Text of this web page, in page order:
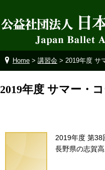
Home > 講習会 > 2019年度 サ
2019年度 サマー・
2019年度 第38
長野県の志賀